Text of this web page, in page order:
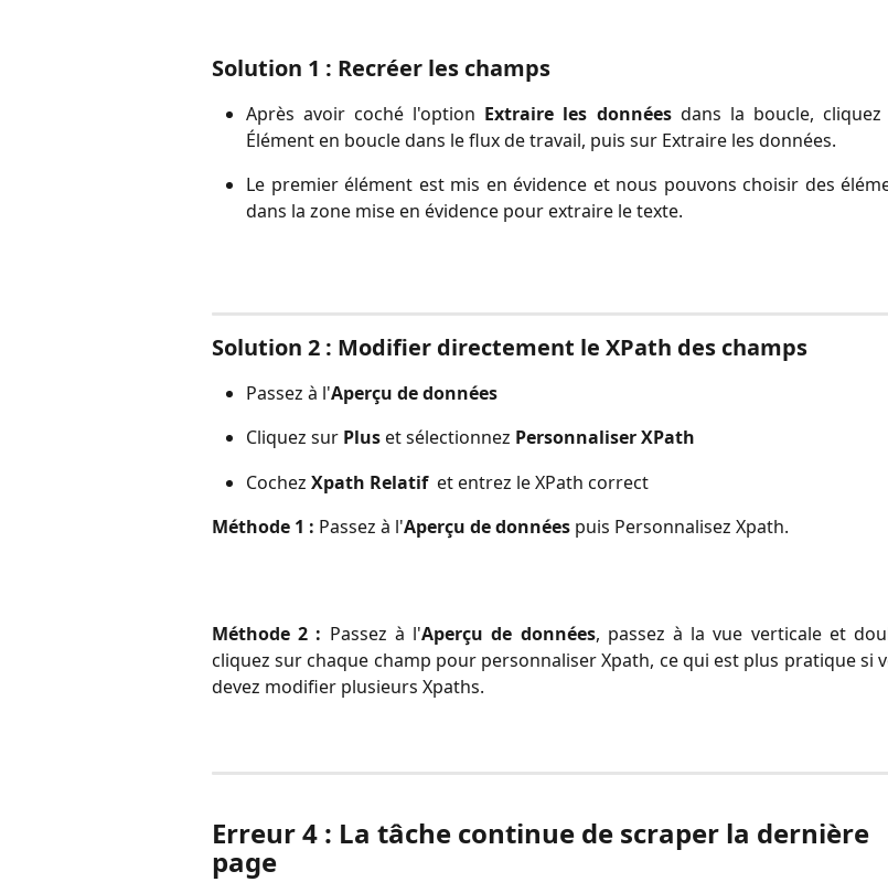
Solution 1 : Recréer les champs
Après avoir coché l'option Extraire les données dans la boucle,
Élément en boucle dans le flux de travail, puis sur Extraire les données.
Le premier élément est mis en évidence et nous pouvons choisir des
dans la zone mise en évidence pour extraire le texte.
Solution 2 : Modifier directement le XPath des champs
Passez à l'Aperçu de données
Cliquez sur Plus et sélectionnez Personnaliser XPath
Cochez Xpath Relatif et entrez le XPath correct
Méthode 1 : Passez à l'Aperçu de données puis Personnalisez Xpath.
Méthode 2 : Passez à l'Aperçu de données, passez à la vue verticale et
cliquez sur chaque champ pour personnaliser Xpath, ce qui est plus pratique si
devez modifier plusieurs Xpaths.
Erreur 4 : La tâche continue de scraper la dernière
page